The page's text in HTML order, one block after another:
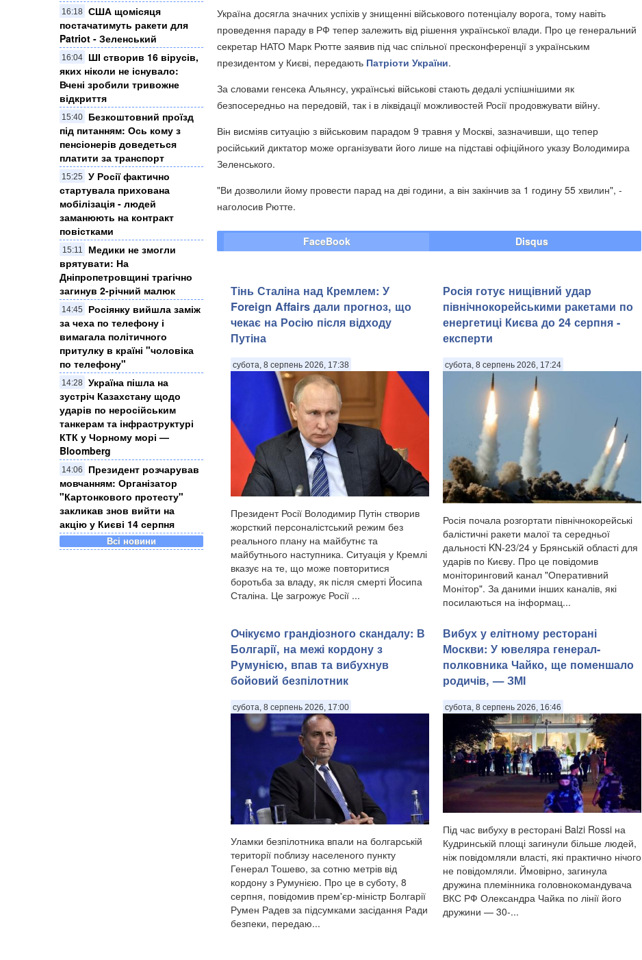
16:18 США щомісяця
постачатимуть ракети для
Patriot - Зеленський
16:04
ШІ створив 16 вірусів,
яких ніколи не існувало:
Вчені зробили тривожне
відкриття
15:40
Безкоштовний проїзд
під питанням: Ось кому з
пенсіонерів доведеться
платити за транспорт
15:25
У Росії фактично
стартувала прихована
мобілізація - людей
заманюють на контракт
повістками
15:11
Медики не змогли
врятувати: На
Дніпропетровщині трагічно
загинув 2-річний малюк
14:45
Росіянку вийшла заміж
за чеха по телефону і
вимагала політичного
притулку в країні "чоловіка
по телефону"
14:28 Україна пішла на
зустріч Казахстану щодо
ударів по неросійським
танкерам та інфраструктурі
КТК у Чорному морі —
Bloomberg
14:06
Президент розчарував
мовчанням: Організатор
"Картонкового протесту"
закликав знов вийти на
акцію у Києві 14 серпня
Всі новини
Україна досягла значних успіхів у знищенні військового потенціалу ворога, тому навіть
проведення параду в РФ тепер залежить від рішення української влади. Про це генеральний
секретар НАТО Марк Рютте заявив під час спільної пресконференції з українським
президентом у Києві, передають Патріоти України.
За словами генсека Альянсу, українські військові стають дедалі успішнішими як
безпосередньо на передовій, так і в ліквідації можливостей Росії продовжувати війну.
Він висміяв ситуацію з військовим парадом 9 травня у Москві, зазначивши, що тепер
російський диктатор може організувати його лише на підставі офіційного указу Володимира
Зеленського.
"Ви дозволили йому провести парад на дві години, а він закінчив за 1 годину 55 хвилин", -
наголосив Рютте.
FaceBook Disqus
Тінь Сталіна над Кремлем: У
Foreign Affairs дали прогноз, що
чекає на Росію після відходу
Путіна
субота, 8 серпень 2026, 17:38
Президент Росії Володимир Путін створив
жорсткий персоналістський режим без
реального плану на майбутнє та
майбутнього наступника. Ситуація у Кремлі
вказує на те, що може повторитися
боротьба за владу, як після смерті Йосипа
Сталіна. Це загрожує Росії ...
Росія готує нищівний удар
північнокорейськими ракетами по
енергетиці Києва до 24 серпня -
експерти
субота, 8 серпень 2026, 17:24
Росія почала розгортати північнокорейські
балістичні ракети малої та середньої
дальності KN-23/24 у Брянській області для
ударів по Києву. Про це повідомив
моніторинговий канал "Оперативний
Монітор". За даними інших каналів, які
посилаються на інформац...
Очікуємо грандіозного скандалу: В
Болгарії, на межі кордону з
Румунією, впав та вибухнув
бойовий безпілотник
субота, 8 серпень 2026, 17:00
Уламки безпілотника впали на болгарській
території поблизу населеного пункту
Генерал Тошево, за сотню метрів від
кордону з Румунією. Про це в суботу, 8
серпня, повідомив прем'єр-міністр Болгарії
Румен Радев за підсумками засідання Ради
безпеки, передаю...
Вибух у елітному ресторані
Москви: У ювеляра генерал-
полковника Чайко, ще поменшало
родичів, — ЗМІ
субота, 8 серпень 2026, 16:46
Під час вибуху в ресторані Balzi Rossi на
Кудринській площі загинули більше людей,
ніж повідомляли власті, які практично нічого
не повідомляли. Ймовірно, загинула
дружина племінника головнокомандувача
ВКС РФ Олександра Чайка по лінії його
дружини — 30-...